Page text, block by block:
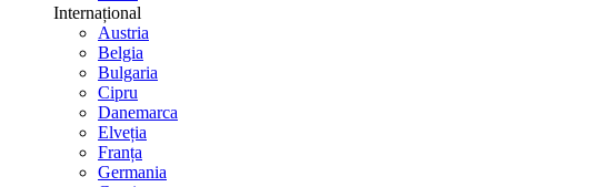
Internațional
Austria
Belgia
Bulgaria
Cipru
Danemarca
Elveția
Franța
Germania